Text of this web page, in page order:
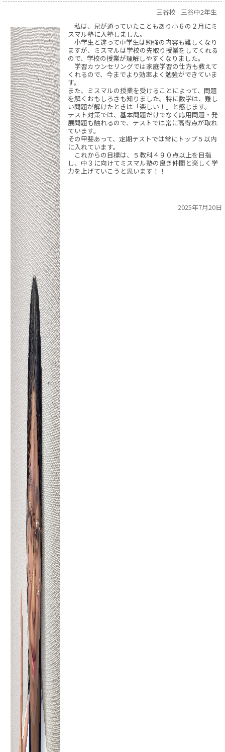
三谷校
三谷中2年生
私は、兄が通っていたこともあり小６の２月にミ
スマル塾に入塾しました。
小学生と違って中学生は勉強の内容も難しくなり
ますが、ミスマルは学校の先取り授業をしてくれる
ので、学校の授業が理解しやすくなりました。
学習カウンセリングでは家庭学習の仕方も教えて
くれるので、今までより効率よく勉強ができていま
す。
また、ミスマルの授業を受けることによって、問題
を解くおもしろさも知りました。特に数学は、難し
い問題が解けたときは「楽しい！」と感じます。
テスト対策では、基本問題だけでなく応用問題・発
展問題も触れるので、テストでは常に高得点が取れ
ています。
その甲斐あって、定期テストでは常にトップ５以内
に入れています。
これからの目標は、５教科４９０点以上を目指
し、中３に向けてミスマル塾の良き仲間と楽しく学
力を上げていこうと思います！！
2025年7月20日